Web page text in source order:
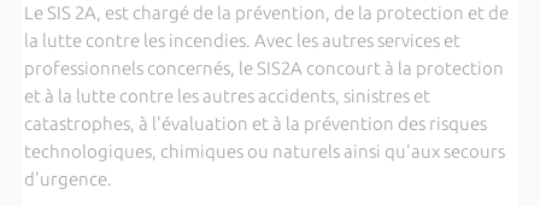
Le SIS 2A, est chargé de la prévention, de la protection et de
la lutte contre les incendies. Avec les autres services et
professionnels concernés, le SIS2A concourt à la protection
et à la lutte contre les autres accidents, sinistres et
catastrophes, à l'évaluation et à la prévention des risques
technologiques, chimiques ou naturels ainsi qu'aux secours
d'urgence.